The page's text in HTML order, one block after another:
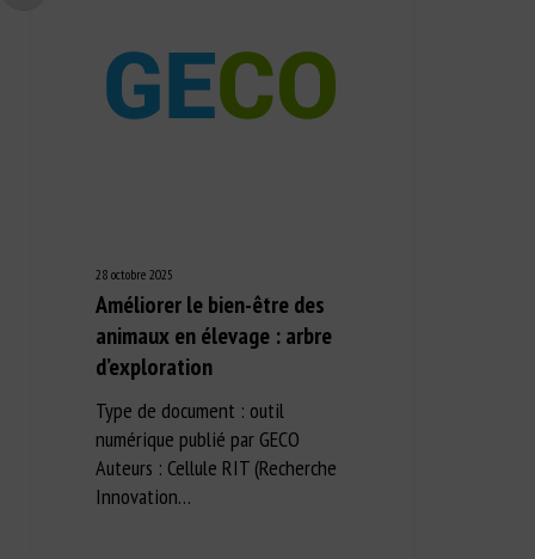
28 octobre 2025
Améliorer le bien-être des
animaux en élevage : arbre
d’exploration
Type de document : outil
numérique publié par GECO
Auteurs : Cellule RIT (Recherche
Innovation…